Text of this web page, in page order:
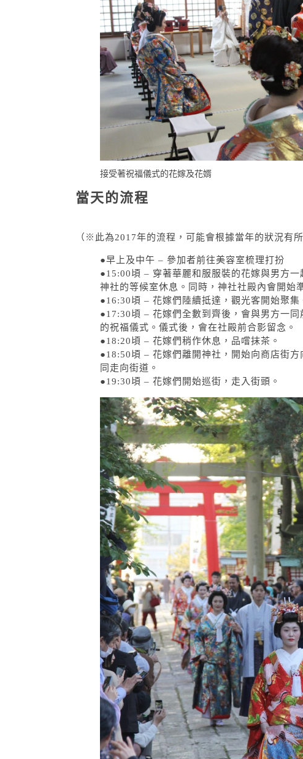
接受著祝福儀式的花嫁及花婿
當天的流程
（※此為2017年的流程，可能會根據當年的狀況有所
●早上及中午 – 參加者前往美容室梳理打扮
●15:00頃 – 穿著華麗和服服裝的花嫁與男方一
神社的等候室休息。同時，神社社殿內會開始
●16:30頃 – 花嫁們陸續抵達，觀光客開始聚集
●17:30頃 – 花嫁們全數到齊後，會與男方一同
的祝福儀式。儀式後，會在社殿前合影留念。
●18:20頃 – 花嫁們稍作休息，品嚐抹茶。
●18:50頃 – 花嫁們離開神社，開始向商店街
同走向街道。
●19:30頃 – 花嫁們開始巡街，走入街頭。